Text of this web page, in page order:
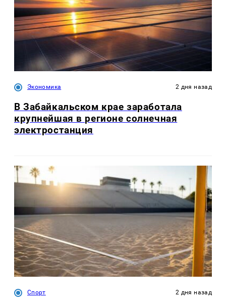
Экономика 2 дня назад
В Забайкальском крае заработала
крупнейшая в регионе солнечная
электростанция
Спорт 2 дня назад